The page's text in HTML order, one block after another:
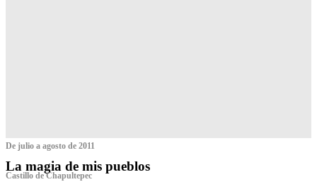
De julio a agosto de 2011
La magia de mis pueblos
Castillo de Chapultepec